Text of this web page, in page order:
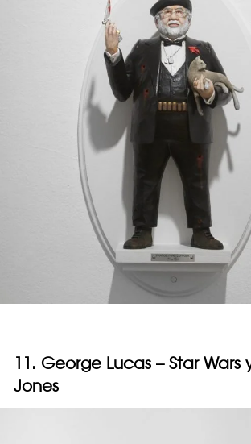
11. George Lucas – Star Wars
Jones